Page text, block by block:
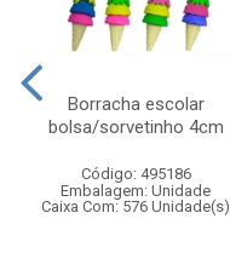
Borracha escolar
bolsa/sorvetinho 4cm
Código: 495186
Embalagem: Unidade
Caixa Com: 576 Unidade(s)